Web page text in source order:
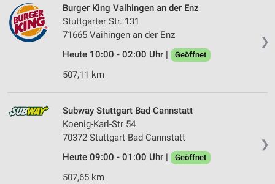
❯
Burger King Vaihingen an der Enz
Stuttgarter Str. 131
71665 Vaihingen an der Enz
Heute 10:00 - 02:00 Uhr |
Geöffnet
507,11 km
❯
Subway Stuttgart Bad Cannstatt
Koenig-Karl-Str 54
70372 Stuttgart Bad Cannstatt
Heute 09:00 - 01:00 Uhr |
Geöffnet
507,65 km